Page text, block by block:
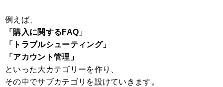
例えば、
「購入に関するFAQ」
「トラブルシューティング」
「アカウント管理」
といった大カテゴリーを作り、
その中でサブカテゴリを設けていきます。